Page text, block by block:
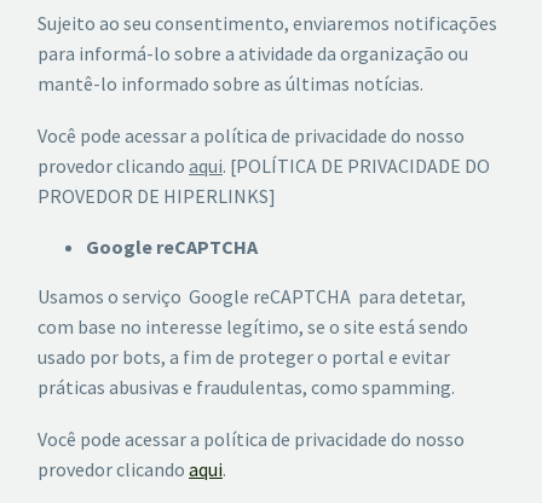
Sujeito ao seu consentimento, enviaremos notificações
para informá-lo sobre a atividade da organização ou
mantê-lo informado sobre as últimas notícias.
Você pode acessar a política de privacidade do nosso
provedor clicando aqui. [POLÍTICA DE PRIVACIDADE DO
PROVEDOR DE HIPERLINKS]
Google reCAPTCHA
Usamos o serviço Google reCAPTCHA para detetar,
com base no interesse legítimo, se o site está sendo
usado por bots, a fim de proteger o portal e evitar
práticas abusivas e fraudulentas, como spamming.
Você pode acessar a política de privacidade do nosso
provedor clicando aqui.